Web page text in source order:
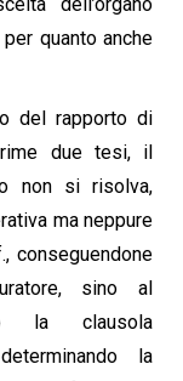
quanto anche
del rapporto di
due tesi, il
non si risolva,
ma neppure
conseguendone
sino al
la clausola
la